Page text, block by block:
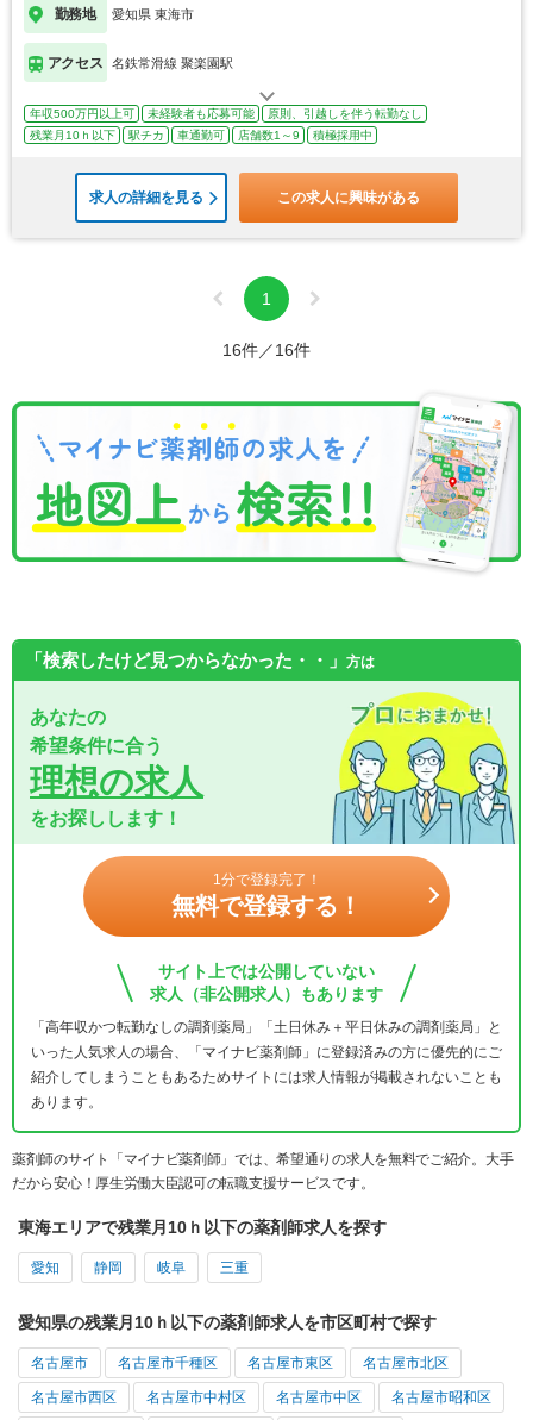
勤務地 愛知県 東海市
アクセス 名鉄常滑線 聚楽園駅
年収500万円以上可 未経験者も応募可能
原則、引越しを伴う転勤なし
残業月10ｈ以下
駅チカ 車通勤可 店舗数1～9 積極採用中
求人の詳細を見る この求人に興味がある
1
16件／16件
「検索したけど見つからなかった・・」 方は
あなたの
希望条件に合う
理想の求人
をお探しします！
1分で登録完了！
無料で登録する！
サイト上では公開していない
求人（非公開求人）もあります
「高年収かつ転勤なしの調剤薬局」「土日休み＋平日休みの調剤薬局」と
いった人気求人の場合、「マイナビ薬剤師」に登録済みの方に優先的にご
紹介してしまうこともあるためサイトには求人情報が掲載されないことも
あります。
薬剤師のサイト「マイナビ薬剤師」では、希望通りの求人を無料でご紹介。大手
だから安心！厚生労働大臣認可の転職支援サービスです。
東海エリアで残業月10ｈ以下の薬剤師求人を探す
愛知 静岡 岐阜 三重
愛知県の残業月10ｈ以下の薬剤師求人を市区町村で探す
名古屋市 名古屋市千種区 名古屋市東区 名古屋市北区
名古屋市西区 名古屋市中村区 名古屋市中区 名古屋市昭和区